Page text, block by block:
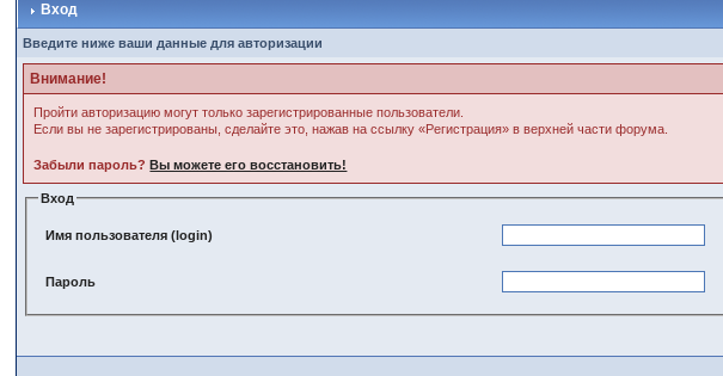
Вход
Введите ниже ваши данные для авторизации
Внимание!
Пройти авторизацию могут только зарегистрированные пользователи.
Если вы не зарегистрированы, сделайте это, нажав на ссылку «Регистрация» в верхней части форума.
Забыли пароль? Вы можете его восстановить!
Вход
Имя пользователя (login)
Пароль